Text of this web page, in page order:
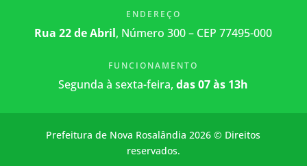
ENDEREÇO
Rua 22 de Abril, Número 300 – CEP 77495-000
FUNCIONAMENTO
Segunda à sexta-feira,das 07 às 13h
Prefeitura de Nova Rosalândia 2026 © Direitos
reservados.